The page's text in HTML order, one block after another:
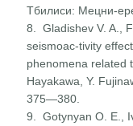
Тбилиси: Мецни-
8. Gladishev V. A.,
seismoac-tivity
phenomena related
Hayakawa, Y.
375—380.
9. Gotynyan O. E.,